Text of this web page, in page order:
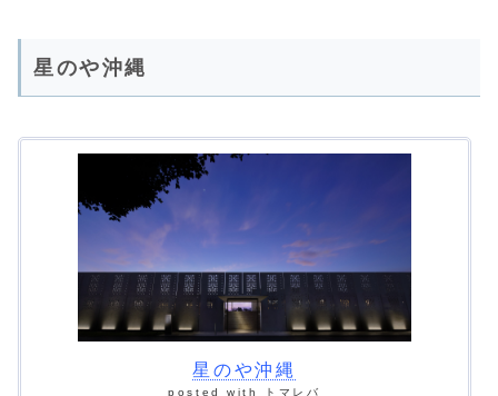
星のや沖縄
星のや沖縄
posted with トマレバ